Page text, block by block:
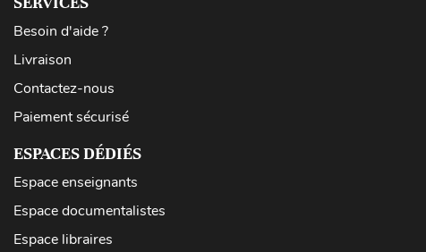
Besoin d'aide ?
Livraison
Contactez-nous
Paiement sécurisé
ESPACES DÉDIÉS
Espace enseignants
Espace documentalistes
Espace libraires